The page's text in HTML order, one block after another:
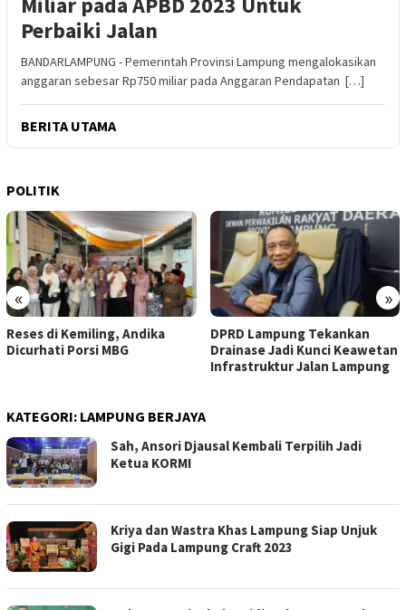
Perbaiki Jalan
BANDARLAMPUNG - Pemerintah Provinsi Lampung mengalokasikan
anggaran sebesar Rp750 miliar pada Anggaran Pendapatan […]
BERITA UTAMA
POLITIK
« »
Reses di Kemiling, Andika
Dicurhati Porsi MBG
DPRD Lampung Tekankan
Drainase Jadi Kunci Keawetan
Infrastruktur Jalan Lampung
KATEGORI: LAMPUNG BERJAYA
Sah, Ansori Djausal Kembali Terpilih Jadi
Ketua KORMI
Kriya dan Wastra Khas Lampung Siap Unjuk
Gigi Pada Lampung Craft 2023